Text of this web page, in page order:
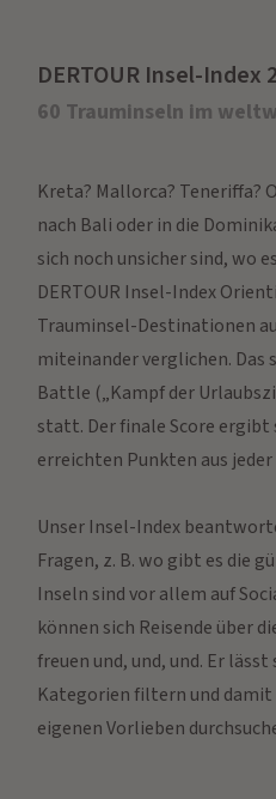
DERTOUR Insel-Index
60 Trauminseln im
Kreta? Mallorca? Teneriffa?
nach Bali oder in die
sich noch unsicher sind, wo
DERTOUR Insel-Index
Trauminsel-Destinationen
miteinander verglichen.
Battle („Kampf der
statt. Der finale Score ergibt
erreichten Punkten aus
Unser Insel-Index
Fragen, z. B. wo gibt es die
Inseln sind vor allem auf
können sich Reisende über
freuen und, und, und. Er
Kategorien filtern und
eigenen Vorlieben